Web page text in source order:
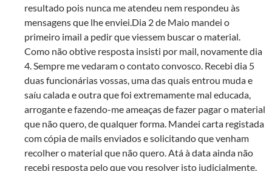
resultado pois nunca me atendeu nem respondeu às
mensagens que lhe enviei.Dia 2 de Maio mandei o
primeiro imail a pedir que viessem buscar o material.
Como não obtive resposta insisti por mail, novamente dia
4. Sempre me vedaram o contato convosco. Recebi dia 5
duas funcionárias vossas, uma das quais entrou muda e
saíu calada e outra que foi extremamente mal educada,
arrogante e fazendo-me ameaças de fazer pagar o material
que não quero, de qualquer forma. Mandei carta registada
com cópia de mails enviados e solicitando que venham
recolher o material que não quero. Atá à data ainda não
recebi resposta pelo que vou resolver isto judicialmente.